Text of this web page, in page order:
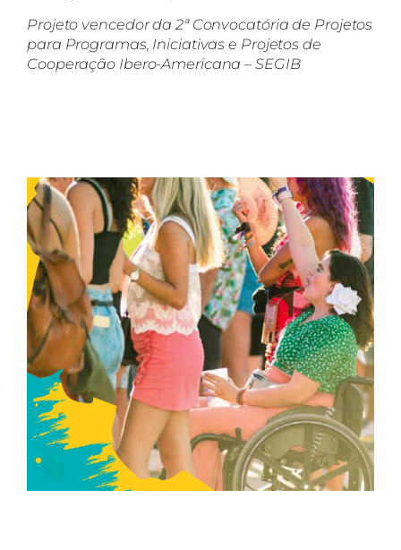
Projeto vencedor da 2ª Convocatória de Projetos
para Programas, Iniciativas e Projetos de
Cooperação Ibero-Americana – SEGIB